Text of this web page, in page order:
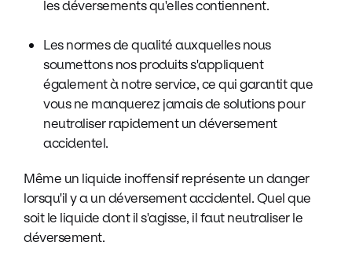
les déversements qu'elles contiennent.
Les normes de qualité auxquelles nous
soumettons nos produits s'appliquent
également à notre service, ce qui garantit que
vous ne manquerez jamais de solutions pour
neutraliser rapidement un déversement
accidentel.
Même un liquide inoffensif représente un danger
lorsqu'il y a un déversement accidentel. Quel que
soit le liquide dont il s'agisse, il faut neutraliser le
déversement.